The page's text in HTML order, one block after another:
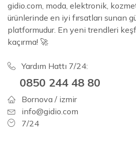
gidio.com, moda, elektronik,
ürünlerinde en iyi fırsatları sunan
platformudur. En yeni trendleri
kaçırma! 🚀
Yardım Hattı 7/24:
0850 244 48 80
Bornova / izmir
info@gidio.com
7/24